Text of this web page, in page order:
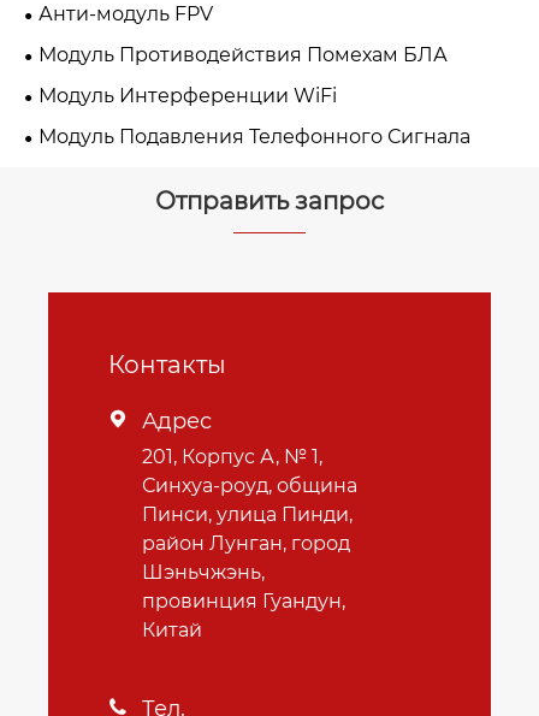
Анти-модуль FPV
Модуль Противодействия Помехам БЛА
Модуль Интерференции WiFi
Модуль Подавления Телефонного Сигнала
Отправить запрос
Контакты
 Адрес
201, Корпус А, № 1,
Синхуа-роуд, община
Пинси, улица Пинди,
район Лунган, город
Шэньчжэнь,
провинция Гуандун,
Китай
 Тел.